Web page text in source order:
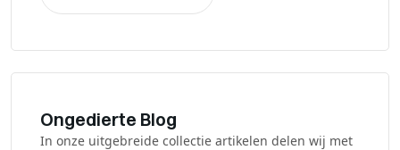
Ongedierte Blog
In onze uitgebreide collectie artikelen delen wij met